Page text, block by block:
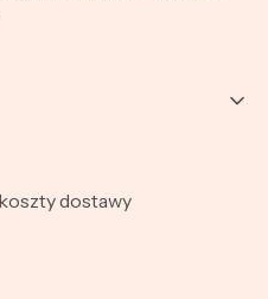
dostawy